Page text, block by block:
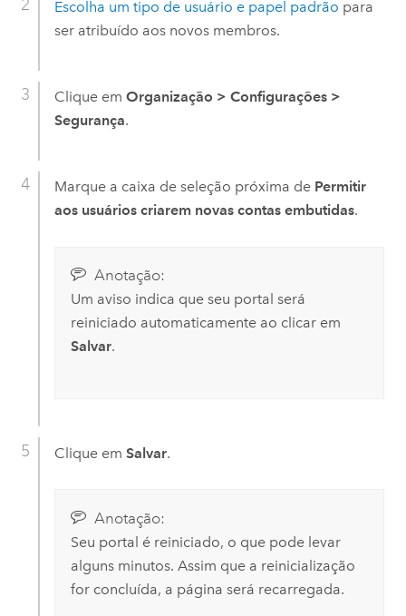
Escolha um tipo de usuário e papel padrão para
ser atribuído aos novos membros.
Clique em Organização > Configurações >
Segurança.
Marque a caixa de seleção próxima de Permitir
aos usuários criarem novas contas embutidas.
Anotação:
Um aviso indica que seu portal será
reiniciado automaticamente ao clicar em
Salvar.
Clique em Salvar.
Anotação:
Seu portal é reiniciado, o que pode levar
alguns minutos. Assim que a reinicialização
for concluída, a página será recarregada.